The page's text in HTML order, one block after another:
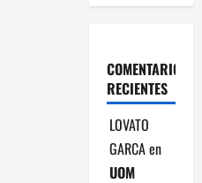
COMENTARIOS
RECIENTES
LOVATO
GARCAen
UOM